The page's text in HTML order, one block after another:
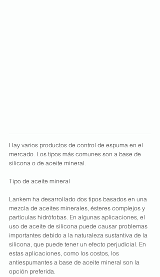
Hay varios productos de control de espuma en el
mercado. Los tipos más comunes son a base de
silicona o de aceite mineral.
Tipo de aceite mineral
Lankem ha desarrollado dos tipos basados ​​en una
mezcla de aceites minerales, ésteres complejos y
partículas hidrófobas. En algunas aplicaciones, el
uso de aceite de silicona puede causar problemas
importantes debido a la naturaleza sustantiva de la
silicona, que puede tener un efecto perjudicial. En
estas aplicaciones, como los costos, los
antiespumantes a base de aceite mineral son la
opción preferida.